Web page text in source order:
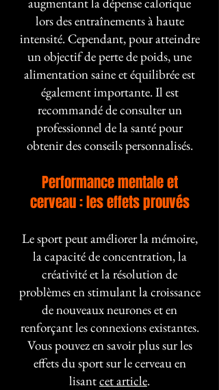
lors des entraînements à haute
intensité. Cependant, pour atteindre
un objectif de perte de poids, une
alimentation saine et équilibrée est
également importante. Il est
recommandé de consulter un
professionnel de la santé pour
obtenir des conseils personnalisés.
Performance mentale et
cerveau : les effets prouvés
Le sport peut améliorer la mémoire,
la capacité de concentration, la
créativité et la résolution de
problèmes en stimulant la croissance
de nouveaux neurones et en
renforçant les connexions existantes.
Vous pouvez en savoir plus sur les
effets du sport sur le cerveau en
lisantcet article.